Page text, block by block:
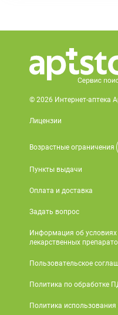
© 2026 Интернет-аптека
Лицензии
Возрастные ограничения
Пункты выдачи
Оплата и доставка
Задать вопрос
Информация об
лекарственных
Пользовательское
Политика по обработке
Политика использования